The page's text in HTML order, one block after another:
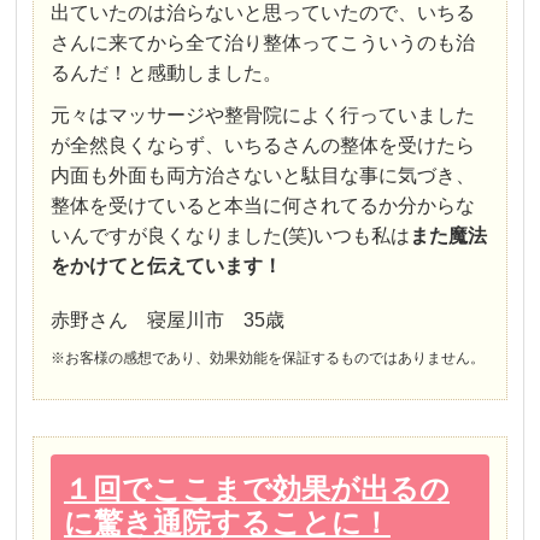
出ていたのは治らないと思っていたので、いちる
さんに来てから全て治り整体ってこういうのも治
るんだ！と感動しました。
元々はマッサージや整骨院によく行っていました
が全然良くならず、いちるさんの整体を受けたら
内面も外面も両方治さないと駄目な事に気づき、
整体を受けていると本当に何されてるか分からな
いんですが良くなりました(笑)いつも私は また魔法
をかけてと伝えています！
赤野さん 寝屋川市 35歳
※お客様の感想であり、効果効能を保証するものではありません。
１回でここまで効果が出るの
に驚き通院することに！